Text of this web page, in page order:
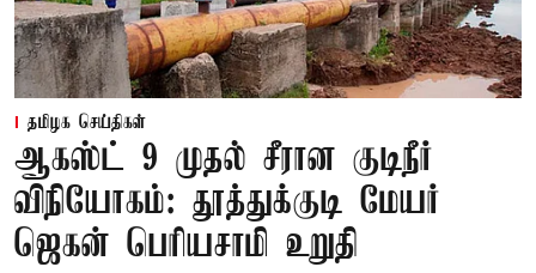
தமிழக செய்திகள்
ஆகஸ்ட் 9 முதல் சீரான குடிநீர்
விநியோகம்: தூத்துக்குடி மேயர்
ஜெகன் பெரியசாமி உறுதி